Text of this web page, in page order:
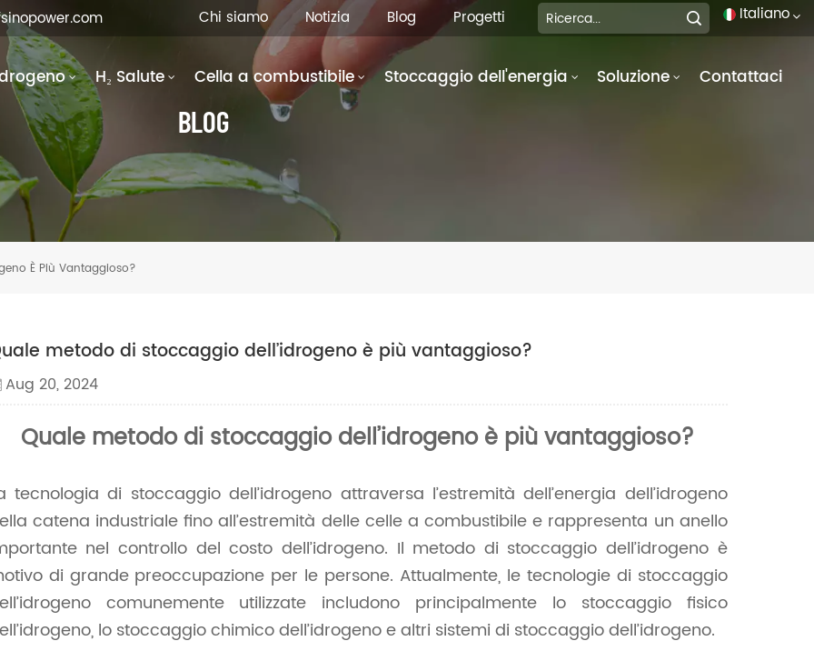
Italiano
Nederlands
Romania
Bulgaria
Melayu
Chi siamo Notizia Blog Progetti
H₂ Salute Cella a combustibile Stoccaggio dell'energia Soluzione Contattaci
BLOG
È Più Vantaggioso?
metodo di stoccaggio dell’idrogeno è più vantaggioso?
Aug 20, 2024
Quale metodo di stoccaggio dell’idrogeno è più vantaggioso?
tecnologia di stoccaggio dell’idrogeno attraversa l’estremità dell’energia dell’idrogeno
catena industriale fino all’estremità delle celle a combustibile e rappresenta un anello
nel controllo del costo dell’idrogeno. Il metodo di stoccaggio dell’idrogeno è
di grande preoccupazione per le persone. Attualmente, le tecnologie di stoccaggio
comunemente utilizzate includono principalmente lo stoccaggio fisico
lo stoccaggio chimico dell’idrogeno e altri sistemi di stoccaggio dell’idrogeno.